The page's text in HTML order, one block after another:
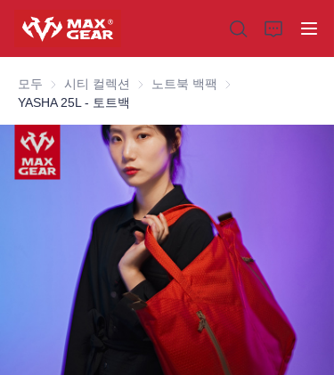
모두 시티 컬렉션 시티 컬렉션
노트북 백팩
노트북 백팩
YASHA 25L - 토트백
홈
왜 우리를 선택해야 할까요
맞춤 제작